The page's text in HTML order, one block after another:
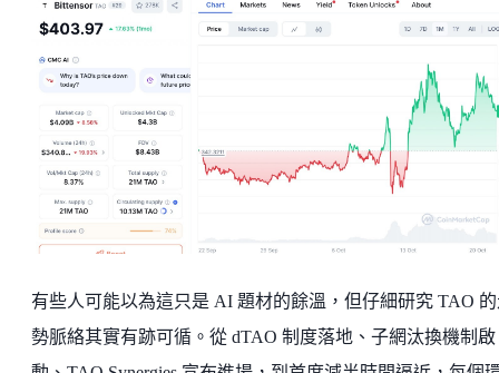
有些人可能以為這只是 AI 題材的餘溫，但仔細研究 TAO
勢脈絡其實有跡可循。從 dTAO 制度落地、子網汰換機制啟